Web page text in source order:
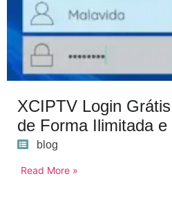
XCIPTV Login
de Forma Ilimitada
blog
Read More »